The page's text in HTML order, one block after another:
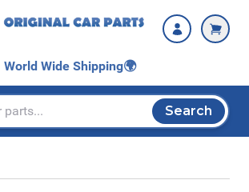
World Wide Shipping🌍
here...
Search